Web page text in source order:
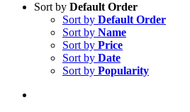
Sort by Default Order
Sort by Default Order
Sort by Name
Sort by Price
Sort by Date
Sort by Popularity